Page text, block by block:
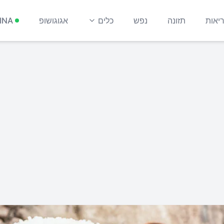
תזונה נפש כלים אגוגושופ